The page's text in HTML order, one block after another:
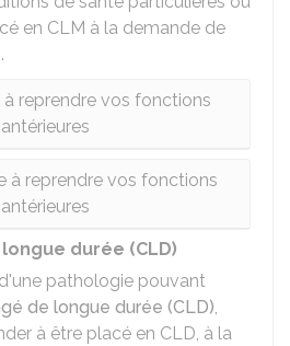
en CLM à la demande de
reprendre vos fonctions
antérieures
à reprendre vos fonctions
antérieures
durée (CLD)
pathologie pouvant
de longue durée (CLD),
à être placé en CLD, à la